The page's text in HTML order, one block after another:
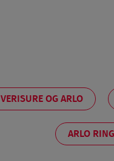
VERISURE OG ARLO
ARLO